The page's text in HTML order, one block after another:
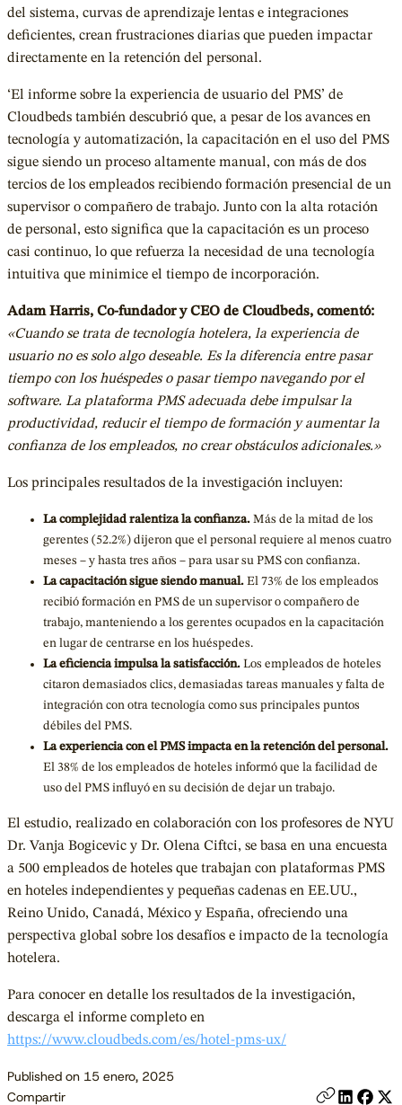
del sistema, curvas de aprendizaje lentas e integraciones
deficientes, crean frustraciones diarias que pueden impactar
directamente en la retención del personal.
‘El informe sobre la experiencia de usuario del PMS’ de
Cloudbeds también descubrió que, a pesar de los avances en
tecnología y automatización, la capacitación en el uso del PMS
sigue siendo un proceso altamente manual, con más de dos
tercios de los empleados recibiendo formación presencial de un
supervisor o compañero de trabajo. Junto con la alta rotación
de personal, esto significa que la capacitación es un proceso
casi continuo, lo que refuerza la necesidad de una tecnología
intuitiva que minimice el tiempo de incorporación.
Adam Harris, Co-fundador y CEO de Cloudbeds, comentó:
«Cuando se trata de tecnología hotelera, la experiencia de
usuario no es solo algo deseable. Es la diferencia entre pasar
tiempo con los huéspedes o pasar tiempo navegando por el
software. La plataforma PMS adecuada debe impulsar la
productividad, reducir el tiempo de formación y aumentar la
confianza de los empleados, no crear obstáculos adicionales.»
Los principales resultados de la investigación incluyen:
La complejidad ralentiza la confianza. Más de la mitad de los
gerentes (52.2%) dijeron que el personal requiere al menos cuatro
meses – y hasta tres años – para usar su PMS con confianza.
La capacitación sigue siendo manual. El 73% de los empleados
recibió formación en PMS de un supervisor o compañero de
trabajo, manteniendo a los gerentes ocupados en la capacitación
en lugar de centrarse en los huéspedes.
La eficiencia impulsa la satisfacción. Los empleados de hoteles
citaron demasiados clics, demasiadas tareas manuales y falta de
integración con otra tecnología como sus principales puntos
débiles del PMS.
La experiencia con el PMS impacta en la retención del personal.
El 38% de los empleados de hoteles informó que la facilidad de
uso del PMS influyó en su decisión de dejar un trabajo.
El estudio, realizado en colaboración con los profesores de NYU
Dr. Vanja Bogicevic y Dr. Olena Ciftci, se basa en una encuesta
a 500 empleados de hoteles que trabajan con plataformas PMS
en hoteles independientes y pequeñas cadenas en EE.UU.,
Reino Unido, Canadá, México y España, ofreciendo una
perspectiva global sobre los desafíos e impacto de la tecnología
hotelera.
Para conocer en detalle los resultados de la investigación,
descarga el informe completo en
https://www.cloudbeds.com/es/hotel-pms-ux/
Published on 15 enero, 2025
Compartir